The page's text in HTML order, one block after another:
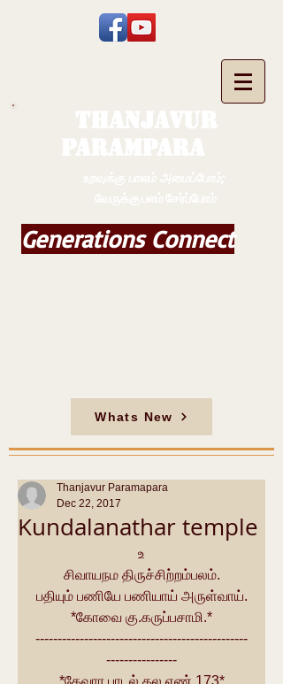
Generations Connect
Whats New
Kundalanathar temple
Thanjavur Paramapara
Dec 22, 2017
உ
சிவாயநம திருச்சிற்றம்பலம்.
பதியும் பணியே பணியாய் அருள்வாய்.
*கோவை கு.கருப்பசாமி.*
------------------------------------------------
----------------
*தேவார பாடல் தல எண் 173*